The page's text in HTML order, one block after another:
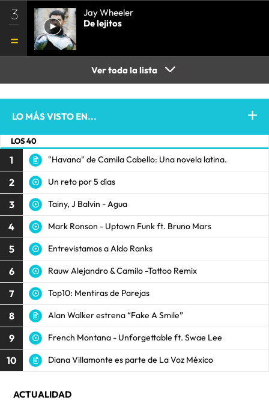
3
Jay Wheeler
De lejitos
Ver toda la lista
LO MÁS VISTO EN...
LOS 40
1 "Havana" de Camila Cabello: Una novela latina.
2 Un reto por 5 días
3 Tainy, J Balvin - Agua
4 Mark Ronson - Uptown Funk ft. Bruno Mars
5 Entrevistamos a Aldo Ranks
6 Rauw Alejandro & Camilo -Tattoo Remix
7 Top10: Mentiras de Parejas
8 Alan Walker estrena “Fake A Smile”
9 French Montana - Unforgettable ft. Swae Lee
10 Diana Villamonte es parte de La Voz México
ACTUALIDAD